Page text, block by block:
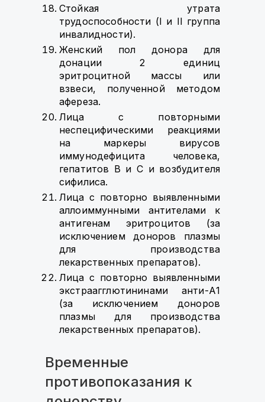
Стойкая утрата
трудоспособности (I и II группа
инвалидности).
Женский пол донора для
донации 2 единиц
эритроцитной массы или
взвеси, полученной методом
афереза.
Лица с повторными
неспецифическими реакциями
на маркеры вирусов
иммунодефицита человека,
гепатитов В и С и возбудителя
сифилиса.
Лица с повторно выявленными
аллоиммунными антителами к
антигенам эритроцитов (за
исключением доноров плазмы
для производства
лекарственных препаратов).
Лица с повторно выявленными
экстраагглютининами анти-А1
(за исключением доноров
плазмы для производства
лекарственных препаратов).
Временные
противопоказания к